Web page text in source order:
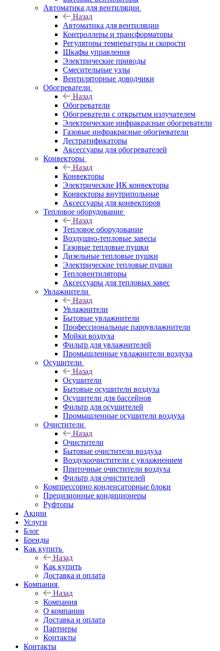
Автоматика для вентиляции
Назад
Автоматика для вентиляции
Контроллеры и трансформаторы
Регуляторы температуры и скорости
Шкафы управления
Электрические приводы
Смесительные узлы
Вентиляторные доводчики
Обогреватели
Назад
Обогреватели
Обогреватели с открытым излучателем
Электрические инфракрасные обогреватели
Газовые инфракрасные обогреватели
Дестратификаторы
Аксессуары для обогревателей
Конвекторы
Назад
Конвекторы
Электрические ИК конвекторы
Конвекторы внутрипольные
Аксессуары для конвекторов
Тепловое оборудование
Назад
Тепловое оборудование
Воздушно-тепловые завесы
Газовые тепловые пушки
Дизельные тепловые пушки
Электрические тепловые пушки
Тепловентиляторы
Аксессуары для тепловых завес
Увлажнители
Назад
Увлажнители
Бытовые увлажнители
Профессиональные пароувлажнители
Мойки воздуха
Фильтр для увлажнителей
Промышленные увлажнители воздуха
Осушители
Назад
Осушители
Бытовые осушители воздуха
Осушители для бассейнов
Фильтр для осушителей
Промышленные осушители воздуха
Очистители
Назад
Очистители
Бытовые очистители воздуха
Воздухоочистители с увлажнением
Приточные очистители воздуха
Фильтр для очистителей
Компрессорно конденсаторные блоки
Прецизионные кондиционеры
Руфтопы
Акции
Услуги
Блог
Бренды
Как купить
Назад
Как купить
Доставка и оплата
Компания
Назад
Компания
О компании
Доставка и оплата
Партнеры
Контакты
Контакты